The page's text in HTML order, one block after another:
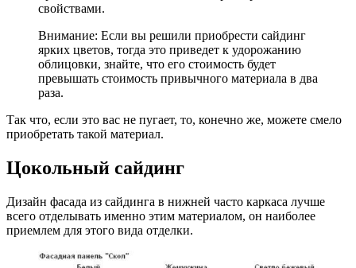
свойствами.
Внимание: Если вы решили приобрести сайдинг
ярких цветов, тогда это приведет к удорожанию
облицовки, знайте, что его стоимость будет
превышать стоимость привычного материала в два
раза.
Так что, если это вас не пугает, то, конечно же, можете смело
приобретать такой материал.
Цокольный сайдинг
Дизайн фасада из сайдинга в нижней часто каркаса лучше
всего отделывать именно этим материалом, он наиболее
приемлем для этого вида отделки.